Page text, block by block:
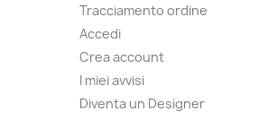
Tracciamento ordine
Accedi
Crea account
I miei avvisi
Diventa un Designer